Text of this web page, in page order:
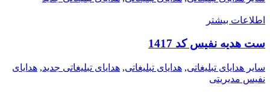
اطلاعات بیشتر
ست هدیه نفیس کد 1417
سایر هدایای تبلیغاتی, هدایای تبلیغاتی, هدایای تبلیغاتی جدید, هدایای
نفیس مدیریتی